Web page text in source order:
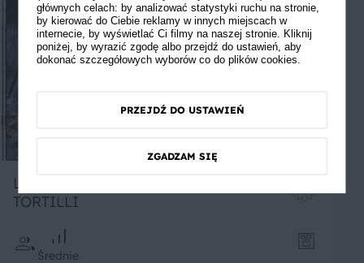
LODY SMAŻONE NA WAFELKU Z
TORTILLI
Średnie
głównych celach: by analizować statystyki ruchu na stronie,
by kierować do Ciebie reklamy w innych miejscach w
internecie, by wyświetlać Ci filmy na naszej stronie. Kliknij
poniżej, by wyrazić zgodę albo przejdź do ustawień, aby
dokonać szczegółowych wyborów co do plików cookies.
PRZEJDŹ DO USTAWIEŃ
ZGADZAM SIĘ